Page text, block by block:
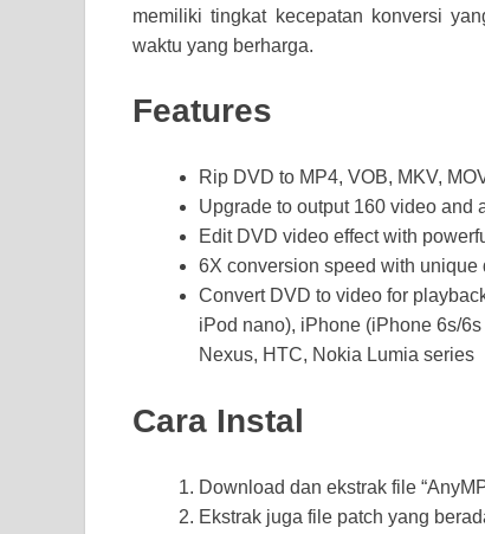
memiliki tingkat kecepatan konversi
waktu yang berharga.
Features
Rip DVD to MP4, VOB, MKV,
Upgrade to output 160 video and
Edit DVD video effect with
6X conversion speed with
Convert DVD to video for
iPod nano), iPhone (iPhone 6s/
Nexus, HTC, Nokia Lumia series
Cara Instal
Download dan ekstrak file
Ekstrak juga file patch yang